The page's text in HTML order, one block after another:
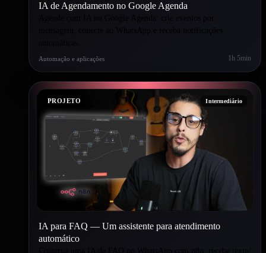
IA de Agendamento no Google Agenda
mensagem, conecte ao WhatsApp e receba notificações
Automação e aplicações 1h 5min
PROJETO Intermediário
IA para FAQ — Um assistente para atendimento
automático
Construa uma IA de FAQ no WhatsApp com n8n: recebe texto/